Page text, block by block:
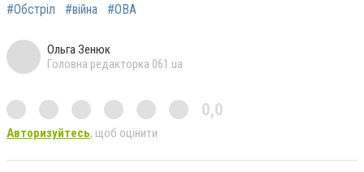
#Обстріл #війна #ОВА
Ольга Зенюк
Головна редакторка 061.ua
0,0
Авторизуйтесь, щоб оцінити